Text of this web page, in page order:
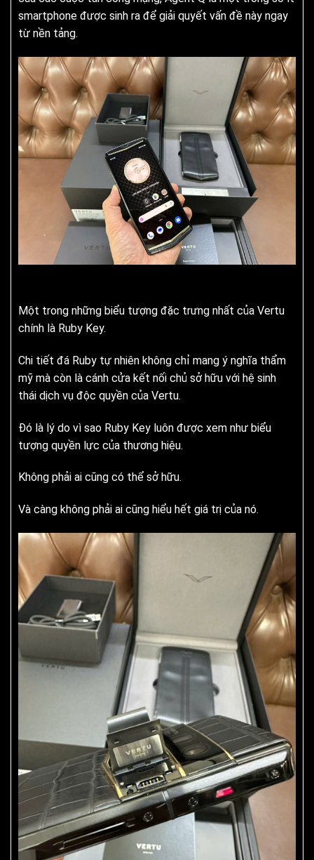
smartphone được sinh ra để giải quyết vấn đề này ngay
từ nền tảng.
Một trong những biểu tượng đặc trưng nhất của Vertu
chính là Ruby Key.
Chi tiết đá Ruby tự nhiên không chỉ mang ý nghĩa thẩm
mỹ mà còn là cánh cửa kết nối chủ sở hữu với hệ sinh
thái dịch vụ độc quyền của Vertu.
Đó là lý do vì sao Ruby Key luôn được xem như biểu
tượng quyền lực của thương hiệu.
Không phải ai cũng có thể sở hữu.
Và càng không phải ai cũng hiểu hết giá trị của nó.